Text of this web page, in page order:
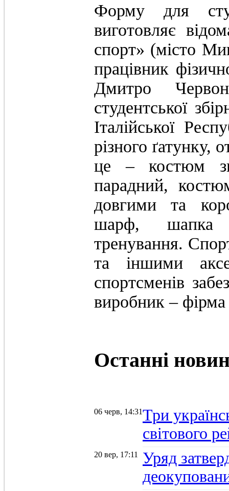
Форму для
виготовляє
спорт» (місто
працівник
Дмитро
студентської
Італійської
різного ґатунку,
це – костюм
парадний,
довгими та
шарф, шапка
тренування.
та іншими
спортсменів
виробник –
Останні
06 черв, 14:31Три
світового
20 вер, 17:11
Уряд